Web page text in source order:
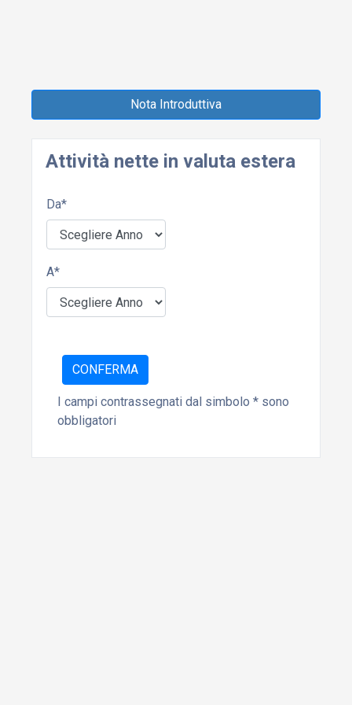
Nota Introduttiva
Attività nette in valuta estera
Da*
A*
CONFERMA
I campi contrassegnati dal simbolo * sono
obbligatori